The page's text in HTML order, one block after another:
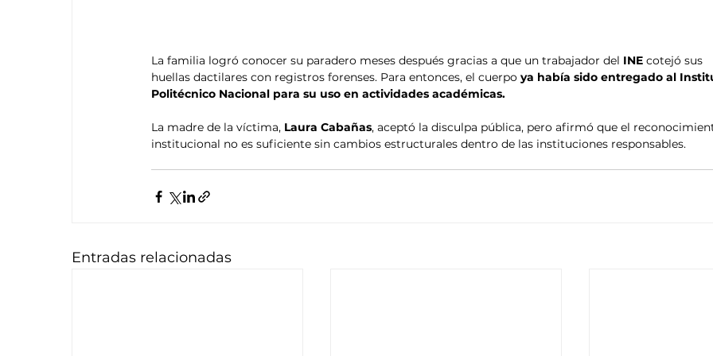
La familia logró conocer su paradero meses después gracias a que un trabajador del INE cotejó sus
huellas dactilares con registros forenses. Para entonces, el cuerpo ya había sido entregado al
Politécnico Nacional para su uso en actividades académicas.
La madre de la víctima, Laura Cabañas, aceptó la disculpa pública, pero afirmó que el
institucional no es suficiente sin cambios estructurales dentro de las instituciones responsables.
Entradas relacionadas